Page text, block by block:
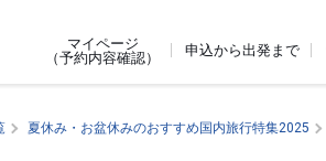
マイページ
（予約内容確認）
申込から出発まで
夏休み・お盆休みのおすすめ国内旅行特集2025